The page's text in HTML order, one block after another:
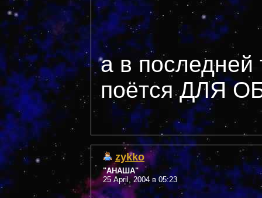
а в последней
поётся ДЛЯ
zykko
"АНАША"
25 April, 2004 в 05:23